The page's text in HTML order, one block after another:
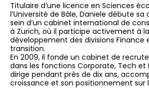
Titulaire d’une licence en Sciences
l’Université de Bâle, Daniele débute
sein d’un cabinet international de
à Zurich, où il participe activement à
développement des divisions
transition.
En 2009, il fonde un cabinet de
dans les fonctions Corporate, Tech et
dirige pendant près de dix ans,
croissance et son positionnement sur